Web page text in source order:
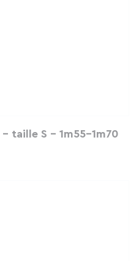
taille S - 1m55-1m70